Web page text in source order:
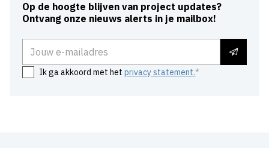
Op de hoogte blijven van project updates?
Ontvang onze nieuws alerts in je mailbox!
Ik ga akkoord met hetprivacy statement.